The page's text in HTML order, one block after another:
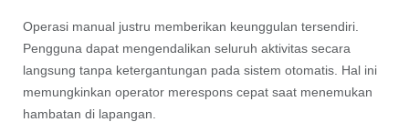
Operasi manual justru memberikan keunggulan tersendiri.
Pengguna dapat mengendalikan seluruh aktivitas secara
langsung tanpa ketergantungan pada sistem otomatis. Hal ini
memungkinkan operator merespons cepat saat menemukan
hambatan di lapangan.